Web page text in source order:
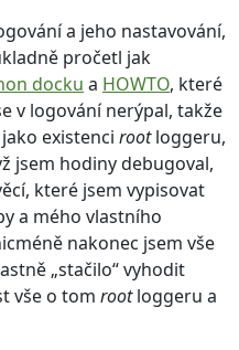
a jeho nastavování,
pročetl jak
docku a HOWTO, které
v logování nerýpal, takže
existenci rootloggeru,
jsem hodiny debugoval,
které jsem vypisovat
a mého vlastního
nakonec jsem vše
„stačilo“ vyhodit
vše o tom rootloggeru a